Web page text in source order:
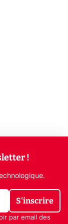
!
S'inscrire
par email des